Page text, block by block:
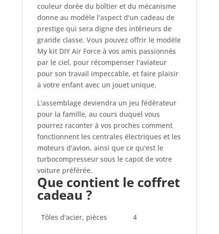
couleur dorée du boîtier et du mécanisme
donne au modèle l'aspect d'un cadeau de
prestige qui sera digne des intérieurs de
grande classe. Vous pouvez offrir le modèle
My kit DIY Air Force à vos amis passionnés
par le ciel, pour récompenser l'aviateur
pour son travail impeccable, et faire plaisir
à votre enfant avec un jouet unique.
L'assemblage deviendra un jeu fédérateur
pour la famille, au cours duquel vous
pourrez raconter à vos proches comment
fonctionnent les centrales électriques et les
moteurs d'avion, ainsi que ce qu'est le
turbocompresseur sous le capot de votre
voiture préférée.
Que contient le coffret
cadeau ?
Tôles d'acier, pièces 4